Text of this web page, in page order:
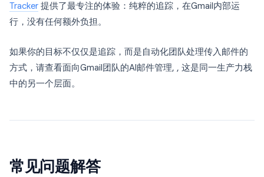
Tracker 提供了最专注的体验：纯粹的追踪，在Gmail内部运
行，没有任何额外负担。
如果你的目标不仅仅是追踪，而是自动化团队处理传入邮件的
方式，请查看面向Gmail团队的AI邮件管理, , 这是同一生产力栈
中的另一个层面。
常见问题解答